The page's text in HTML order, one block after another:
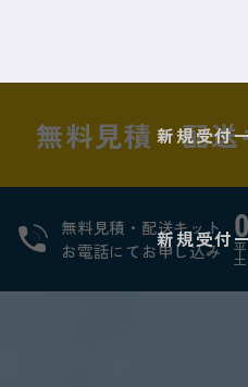
無料見積・配
新規受付
無料見積・配送キット
お電話にてお申し込み
新規受付